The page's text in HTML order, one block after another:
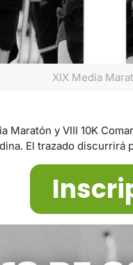
XIX Media
y VIII 10K
El trazado